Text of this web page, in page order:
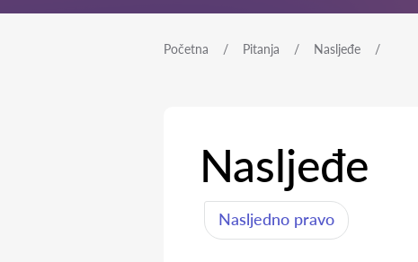
Početna Pitanja Nasljeđe
Nasljeđe
Nasljedno pravo